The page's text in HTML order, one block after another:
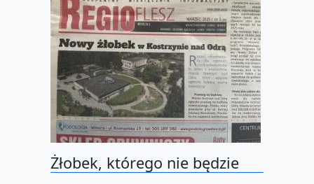
Żłobek, którego nie będzie